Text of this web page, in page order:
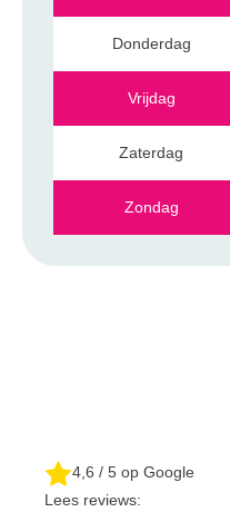
Donderdag
Vrijdag
Zaterdag
Zondag
4,6 / 5 op Google
Lees reviews: